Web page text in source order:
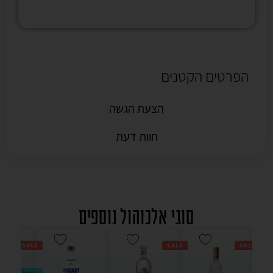
הצעת הגשה
חוות דעת
הפרטים הקטנים
סוגי אלכוהול נוספים
SALE
SALE
SALE